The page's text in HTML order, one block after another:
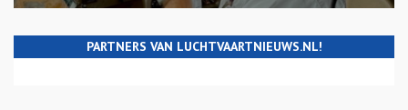
PARTNERS VAN LUCHTVAARTNIEUWS.NL!